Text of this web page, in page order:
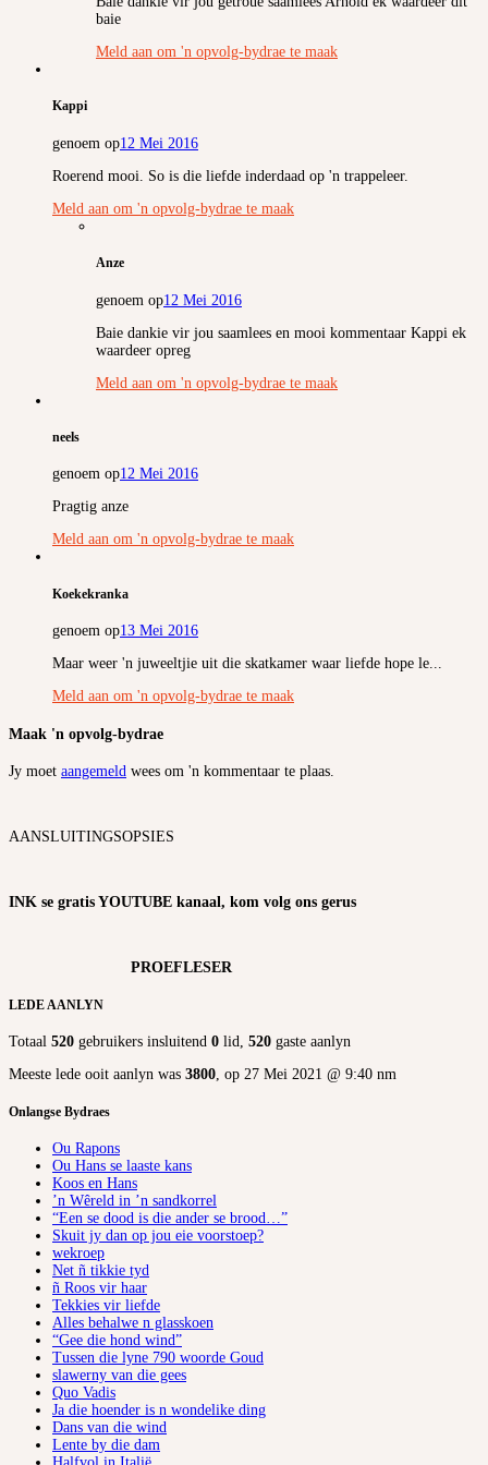
baie
Meld aan om 'n opvolg-bydrae te maak
Kappi
genoem op12 Mei 2016
Roerend mooi. So is die liefde inderdaad op 'n trappeleer.
Meld aan om 'n opvolg-bydrae te maak
Anze
genoem op12 Mei 2016
Baie dankie vir jou saamlees en mooi kommentaar Kappi ek
waardeer opreg
Meld aan om 'n opvolg-bydrae te maak
neels
genoem op12 Mei 2016
Pragtig anze
Meld aan om 'n opvolg-bydrae te maak
Koekekranka
genoem op13 Mei 2016
Maar weer 'n juweeltjie uit die skatkamer waar liefde hope le...
Meld aan om 'n opvolg-bydrae te maak
Maak 'n opvolg-bydrae
Jy moet aangemeld wees om 'n kommentaar te plaas.
AANSLUITINGSOPSIES
INK se gratis YOUTUBE kanaal, kom volg ons gerus
PROEFLESER
LEDE AANLYN
Totaal 520 gebruikers insluitend 0 lid, 520 gaste aanlyn
Meeste lede ooit aanlyn was 3800, op 27 Mei 2021 @ 9:40 nm
Onlangse Bydraes
Ou Rapons
Ou Hans se laaste kans
Koos en Hans
’n Wêreld in ’n sandkorrel
“Een se dood is die ander se brood…”
Skuit jy dan op jou eie voorstoep?
wekroep
Net ñ tikkie tyd
ñ Roos vir haar
Tekkies vir liefde
Alles behalwe n glasskoen
“Gee die hond wind”
Tussen die lyne 790 woorde Goud
slawerny van die gees
Quo Vadis
Ja die hoender is n wondelike ding
Dans van die wind
Lente by die dam